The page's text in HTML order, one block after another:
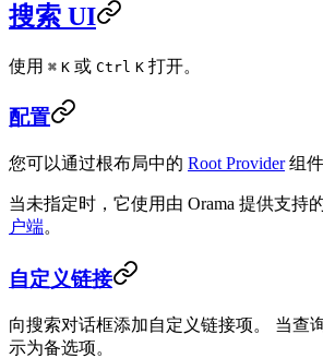
搜索 UI
使用 ⌘ K 或 Ctrl K 打开。
配置
您可以通过根布局中的 Root Provider组件
当未指定时，它使用由 Orama 提供支持
户端。
自定义链接
向搜索对话框添加自定义链接项。 当查
示为备选项。